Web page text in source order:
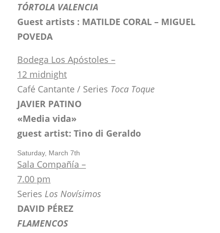
TÓRTOLA VALENCIA
Guest artists : MATILDE CORAL – MIGUEL
POVEDA
Bodega Los Apóstoles –
12 midnight
Café Cantante / Series Toca Toque
JAVIER PATINO
«Media vida»
guest artist: Tino di Geraldo
Saturday, March 7th
Sala Compañía –
7.00 pm
Series Los Novísimos
DAVID PÉREZ
FLAMENCOS